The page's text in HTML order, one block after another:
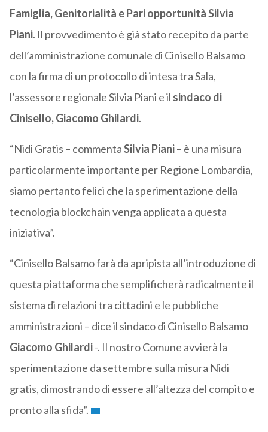
Famiglia, Genitorialità e Pari opportunità Silvia
Piani. Il provvedimento è già stato recepito da parte
dell’amministrazione comunale di Cinisello Balsamo
con la firma di un protocollo di intesa tra Sala,
l’assessore regionale Silvia Piani e il sindaco di
Cinisello, Giacomo Ghilardi.
“Nidi Gratis – commentaSilvia Piani– è una misura
particolarmente importante per Regione Lombardia,
siamo pertanto felici che la sperimentazione della
tecnologia blockchain venga applicata a questa
iniziativa”.
“Cinisello Balsamo farà da apripista all’introduzione di
questa piattaforma che semplificherà radicalmente il
sistema di relazioni tra cittadini e le pubbliche
amministrazioni – dice il sindaco di Cinisello Balsamo
Giacomo Ghilardi-. Il nostro Comune avvierà la
sperimentazione da settembre sulla misura Nidi
gratis, dimostrando di essere all’altezza del compito e
pronto alla sfida”.